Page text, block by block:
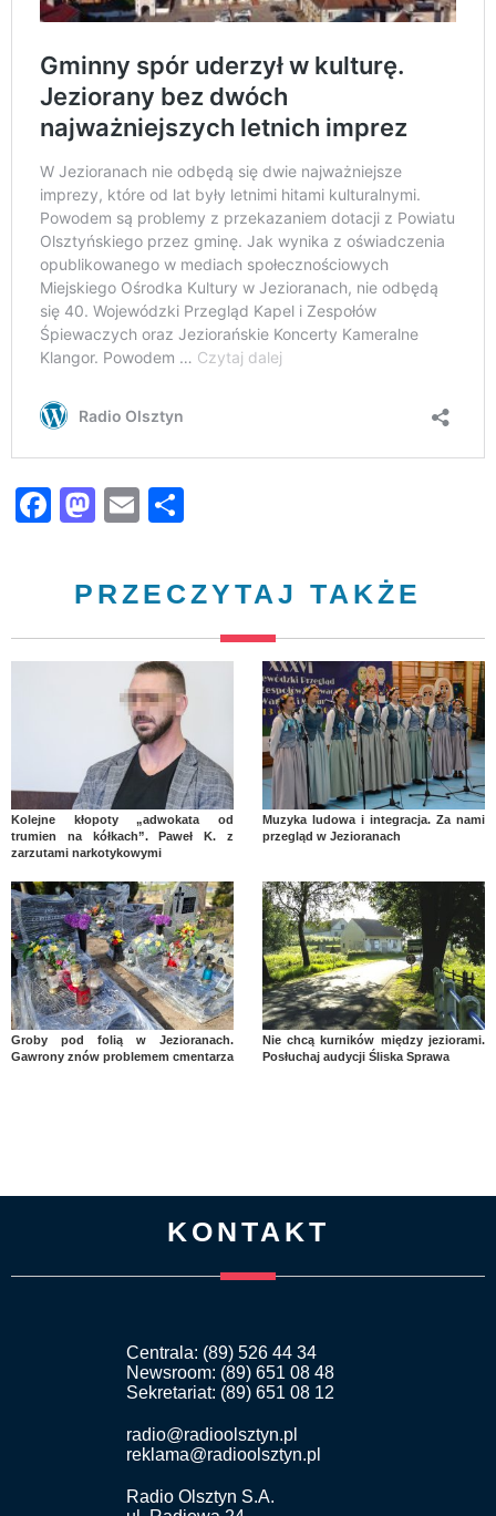
Facebook
Mastodon
Email
PRZECZYTAJ TAKŻE
Kolejne kłopoty „adwokata od
trumien na kółkach”. Paweł K. z
zarzutami narkotykowymi
Muzyka ludowa i integracja. Za nami
przegląd w Jezioranach
Groby pod folią w Jezioranach.
Gawrony znów problemem cmentarza
Nie chcą kurników między jeziorami.
Posłuchaj audycji Śliska Sprawa
KONTAKT
Centrala: (89) 526 44 34
Newsroom: (89) 651 08 48
Sekretariat: (89) 651 08 12
radio@radioolsztyn.pl
reklama@radioolsztyn.pl
Radio Olsztyn S.A.